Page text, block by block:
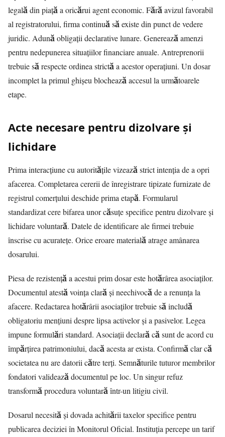
legală din piață a oricărui agent economic. Fără avizul favorabil
al registratorului, firma continuă să existe din punct de vedere
juridic. Adună obligații declarative lunare. Generează amenzi
pentru nedepunerea situațiilor financiare anuale. Antreprenorii
trebuie să respecte ordinea strictă a acestor operațiuni. Un dosar
incomplet la primul ghișeu blochează accesul la următoarele
etape.
Acte necesare pentru dizolvare și
lichidare
Prima interacțiune cu autoritățile vizează strict intenția de a opri
afacerea. Completarea cererii de înregistrare tipizate furnizate de
registrul comerțului deschide prima etapă. Formularul
standardizat cere bifarea unor căsuțe specifice pentru dizolvare și
lichidare voluntară. Datele de identificare ale firmei trebuie
înscrise cu acuratețe. Orice eroare materială atrage amânarea
dosarului.
Piesa de rezistență a acestui prim dosar este hotărârea asociaților.
Documentul atestă voința clară și neechivocă de a renunța la
afacere. Redactarea hotărârii asociaților trebuie să includă
obligatoriu mențiuni despre lipsa activelor și a pasivelor. Legea
impune formulări standard. Asociații declară că sunt de acord cu
împărțirea patrimoniului, dacă acesta ar exista. Confirmă clar că
societatea nu are datorii către terți. Semnăturile tuturor membrilor
fondatori validează documentul pe loc. Un singur refuz
transformă procedura voluntară într-un litigiu civil.
Dosarul necesită și dovada achitării taxelor specifice pentru
publicarea deciziei în Monitorul Oficial. Instituția percepe un tarif